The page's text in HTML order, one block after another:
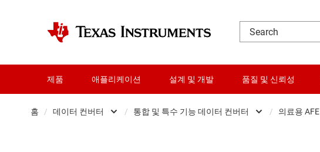
제품 애플리케이션 설계 및 개발 품질 및 신뢰성
홈 / 데이터 컨버터 / 통합 및 특수 기능 데이터 컨버터 / 의료용 AFE